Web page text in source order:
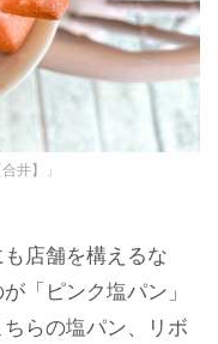
井】」
店舗を構えるな
「ピンク塩パン」
らの塩パン、リボ